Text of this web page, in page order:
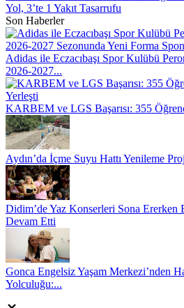
Yol, 3’te 1 Yakıt Tasarrufu
Son Haberler
Adidas ile Eczacıbaşı Spor Kulübü
2026-2027...
KARBEM ve LGS Başarısı: 355
Aydın’da İçme Suyu Hattı Yenileme
Didim’de Yaz Konserleri Sona Ererken
Devam Etti
Gonca Engelsiz Yaşam Merkezi’nden
Yolculuğu:...